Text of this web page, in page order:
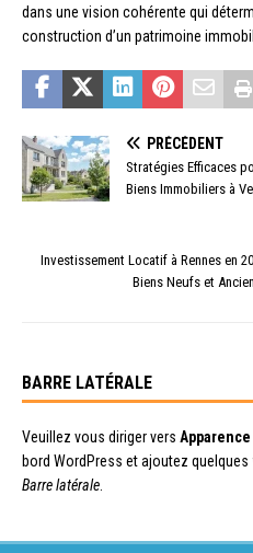
dans une vision cohérente qui
construction d’un patrimoine
PRÉCÉDENT
Stratégies Efficaces
Biens Immobiliers à
Investissement Locatif à Rennes en
Biens Neufs et
BARRE LATÉRALE
Veuillez vous diriger vers
bord WordPress et ajoutez
Barre latérale